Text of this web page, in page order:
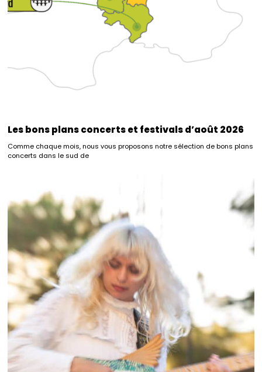
Les bons plans concerts et festivals d’août 2026
Comme chaque mois, nous vous proposons notre sélection de bons plans
concerts dans le sud de